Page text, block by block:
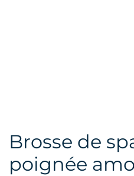
Brosse de
poignée